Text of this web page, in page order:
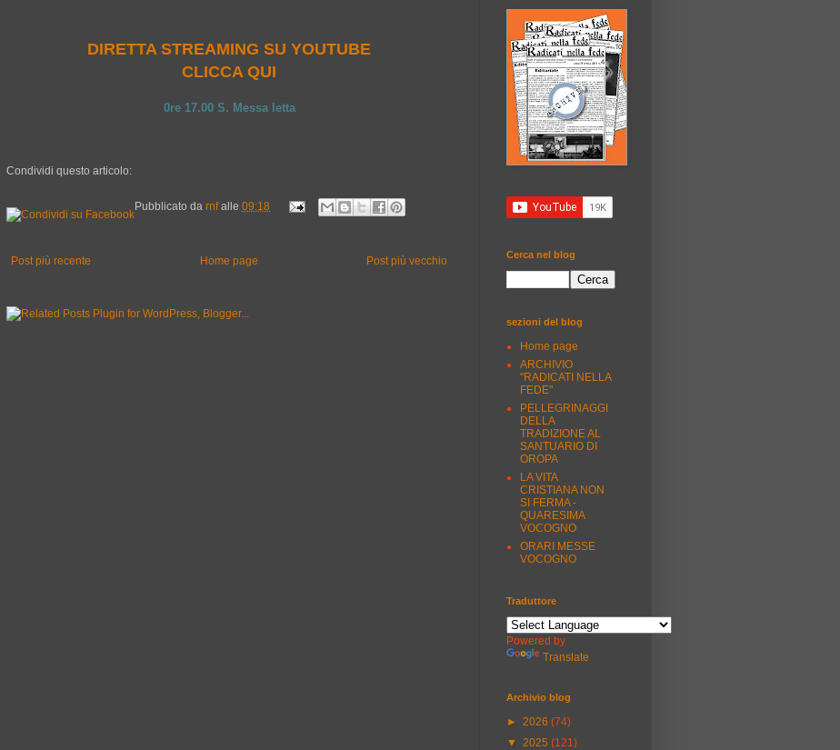
DIRETTA STREAMING SU YOUTUBE
CLICCA QUI
0re 17.00 S. Messa letta
Condividi questo articolo:
Pubblicato da rnfalle 09:18
Post più recente Post più vecchio
Home page
Cerca nel blog
sezioni del blog
Home page
ARCHIVIO
"RADICATI NELLA
FEDE"
PELLEGRINAGGI
DELLA
TRADIZIONE AL
SANTUARIO DI
OROPA
LA VITA
CRISTIANA NON
SI FERMA -
QUARESIMA
VOCOGNO
ORARI MESSE
VOCOGNO
Traduttore
Powered by
Translate
Archivio blog
► 2026 (74)
▼ 2025 (121)